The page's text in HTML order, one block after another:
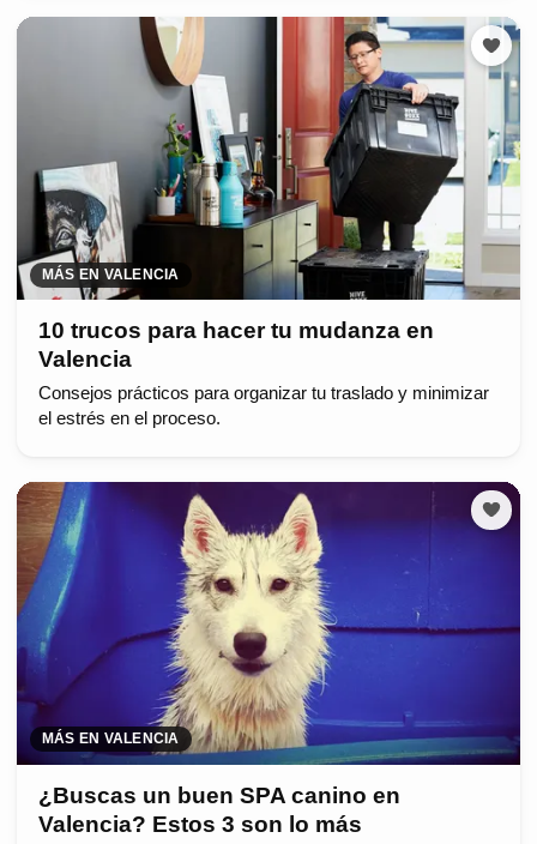
MÁS EN VALENCIA
10 trucos para hacer tu mudanza en
Valencia
Consejos prácticos para organizar tu traslado y minimizar
el estrés en el proceso.
MÁS EN VALENCIA
¿Buscas un buen SPA canino en
Valencia? Estos 3 son lo más